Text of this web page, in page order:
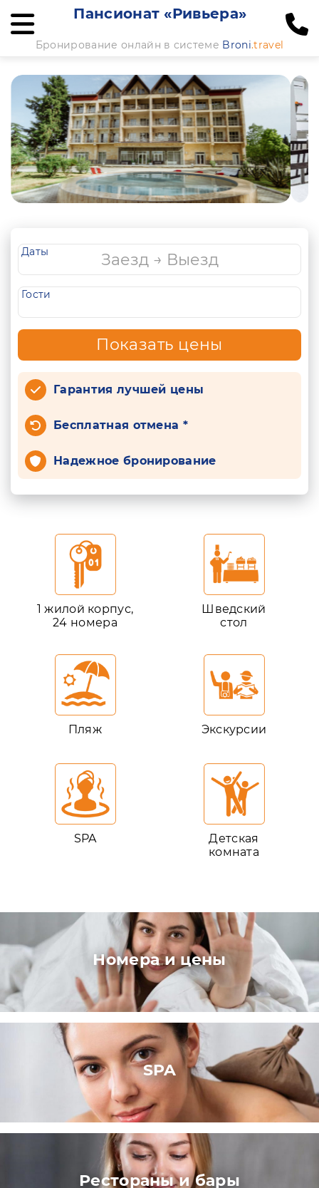
Пансионат «Ривьера»
Бронирование онлайн в системе Broni.travel
Даты
Гости
Показать цены
Гарантия лучшей цены
Бесплатная отмена *
Надежное бронирование
1 жилой корпус,
24 номера
Шведский
стол
Пляж Экскурсии
SPA
Детская
комната
Номера и цены
SPA
Рестораны и бары